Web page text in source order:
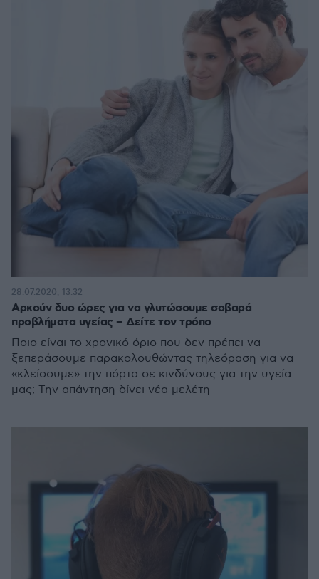
Αρκούν δυο ώρες για να γλυτώσουμε σοβαρά
προβλήματα υγείας – Δείτε τον τρόπο
Ποιο είναι το χρονικό όριο που δεν πρέπει να
ξεπεράσουμε παρακολουθώντας τηλεόραση για να
«κλείσουμε» την πόρτα σε κινδύνους για την υγεία
μας; Την απάντηση δίνει νέα μελέτη
28.07.2020, 13:32